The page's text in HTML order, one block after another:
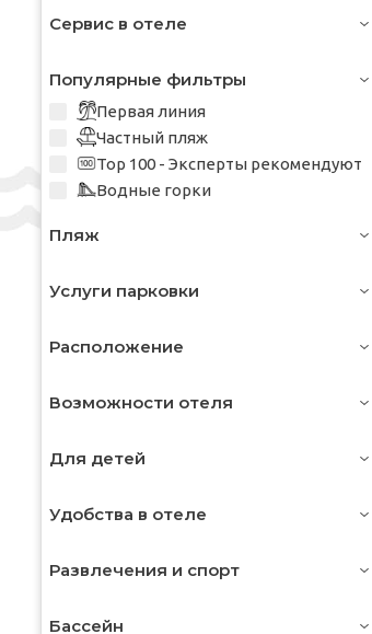
Сервис в отеле
Популярные фильтры
Первая линия
Частный пляж
Top 100 - Эксперты рекомендуют
Водные горки
Пляж
Услуги парковки
Расположение
Возможности отеля
Для детей
Удобства в отеле
Развлечения и спорт
Бассейн